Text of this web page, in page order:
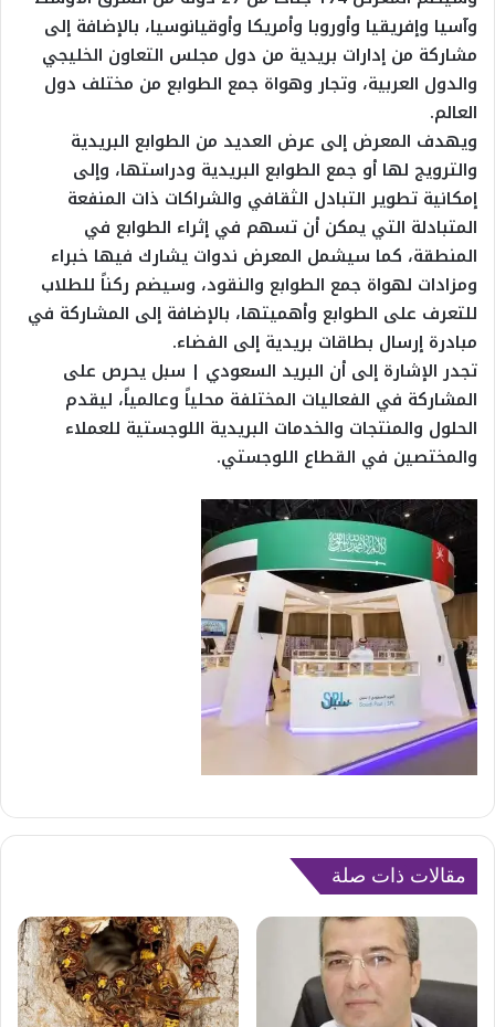
وآسيا وإفريقيا وأوروبا وأمريكا وأوقيانوسيا، بالإضافة إلى
مشاركة من إدارات بريدية من دول مجلس التعاون الخليجي
والدول العربية، وتجار وهواة جمع الطوابع من مختلف دول
العالم.
ويهدف المعرض إلى عرض العديد من الطوابع البريدية
والترويج لها أو جمع الطوابع البريدية ودراستها، وإلى
إمكانية تطوير التبادل الثقافي والشراكات ذات المنفعة
المتبادلة التي يمكن أن تسهم في إثراء الطوابع في
المنطقة، كما سيشمل المعرض ندوات يشارك فيها خبراء
ومزادات لهواة جمع الطوابع والنقود، وسيضم ركناً للطلاب
للتعرف على الطوابع وأهميتها، بالإضافة إلى المشاركة في
مبادرة إرسال بطاقات بريدية إلى الفضاء.
تجدر الإشارة إلى أن البريد السعودي | سبل يحرص على
المشاركة في الفعاليات المختلفة محلياً وعالمياً، ليقدم
الحلول والمنتجات والخدمات البريدية اللوجستية للعملاء
والمختصين في القطاع اللوجستي.
مقالات ذات صلة